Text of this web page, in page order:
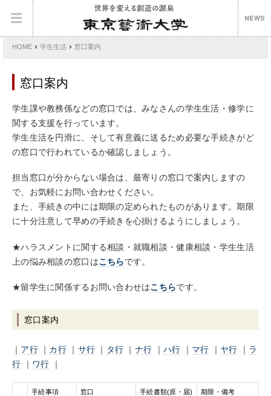
HOME › 学生生活 › 窓口案内
窓口案内
学生課や教務係などの窓口では、みなさんの学生生活・修学に
関する支援を行っています。
学生生活を円滑に、そして有意義に送るため必要な手続きがど
の窓口で行われているか確認しましょう。
担当窓口が分からない場合は、最寄りの窓口で案内しますの
で、お気軽にお問い合わせください。
また、手続きの中には期限の定められたものがあります。期限
に十分注意して早めの手続きを心掛けるようにしましょう。
★ハラスメントに関する相談・就職相談・健康相談・学生生活
上の悩み相談の窓口はこちらです。
★留学生に関係するお問い合わせはこちらです。
窓口案内
｜ ア行｜ カ行｜ サ行 ｜ タ行 ｜ ナ行 ｜ ハ行 ｜ マ行 ｜ ヤ行 ｜ ラ
行 ｜ ワ行 ｜
手続事項 窓口 手続書類(原・届) 期限・備考